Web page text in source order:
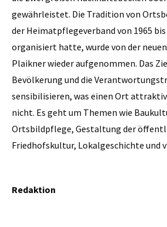
gewährleistet. Die Tradition von
der Heimatpflegeverband von 1965
organisiert hatte, wurde von der
Plaikner wieder aufgenommen. Das
Bevölkerung und die
sensibilisieren, was einen Ort
nicht. Es geht um Themen wie
Ortsbildpflege, Gestaltung der
Friedhofskultur, Lokalgeschichte und
Redaktion